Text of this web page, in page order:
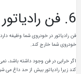
6. فن رادیاتور معیوب
فن رادیاتور در خودروی شما وظیفه
خودروی شما خارج کند.
اگر خرابی در فن وجود داشته باشد،
کند زیرا رادیاتور بیش از حد داغ می